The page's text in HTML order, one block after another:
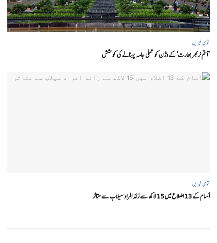
قومی خبریں
‘ آتم نربھر بھارت’ کے وژن کو عملی جامہ پہنانے کی کوشش
قومی خبریں
آسام کے 13 اضلاع میں 15 لاکھ سے زائد افراد سیلاب سے متاثر